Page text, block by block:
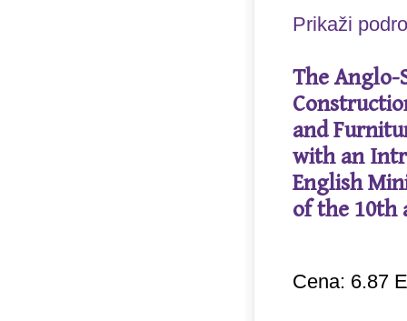
Prikaži
The Anglo-
and
with an
English
of the 10th
Cena: 6.87